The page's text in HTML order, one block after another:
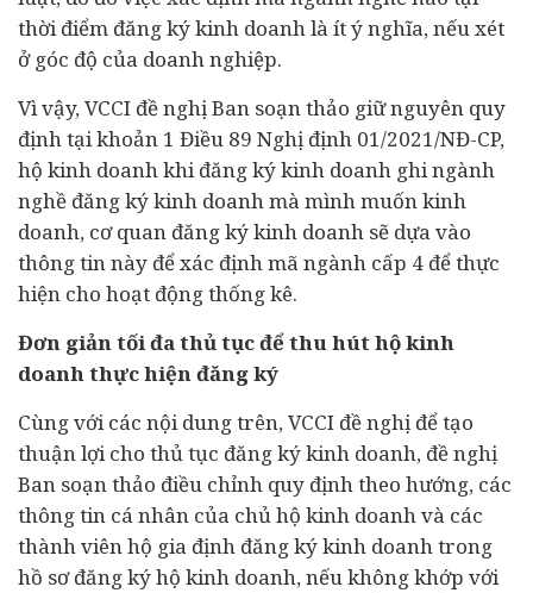
thời điểm đăng ký kinh doanh là ít ý nghĩa, nếu xét
ở góc độ của doanh nghiệp.
Vì vậy, VCCI đề nghị Ban soạn thảo giữ nguyên quy
định tại khoản 1 Điều 89 Nghị định 01/2021/NĐ-CP,
hộ kinh doanh khi đăng ký kinh doanh ghi ngành
nghề đăng ký kinh doanh mà mình muốn kinh
doanh, cơ quan đăng ký kinh doanh sẽ dựa vào
thông tin này để xác định mã ngành cấp 4 để thực
hiện cho hoạt động thống kê.
Đơn giản tối đa thủ tục để thu hút hộ kinh
doanh thực hiện đăng ký
Cùng với các nội dung trên, VCCI đề nghị để tạo
thuận lợi cho thủ tục đăng ký kinh doanh, đề nghị
Ban soạn thảo điều chỉnh quy định theo hướng, các
thông tin cá nhân của chủ hộ kinh doanh và các
thành viên hộ gia định đăng ký kinh doanh trong
hồ sơ đăng ký hộ kinh doanh, nếu không khớp với